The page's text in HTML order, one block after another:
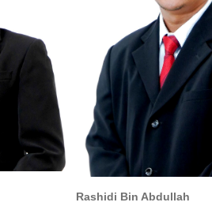
Rashidi Bin Abdullah